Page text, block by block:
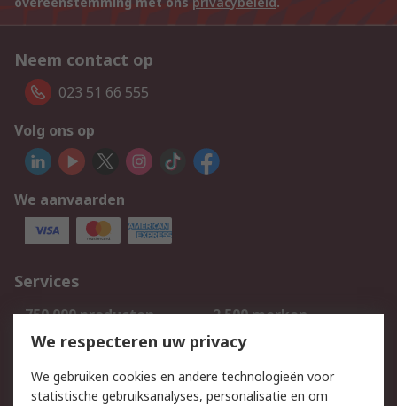
Neem contact op
023 51 66 555
Volg ons op
We aanvaarden
Services
750.000 producten
2.500 merken
Bestellen
Inkoopoplossingen
Track & Trace
We respecteren uw privacy
We gebruiken cookies en andere technologieën voor
statistische gebruiksanalyses, personalisatie en om